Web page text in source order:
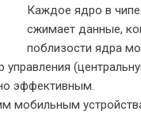
Каждое ядро в
сжимает данные,
поблизости ядра
эффективным.
мобильным